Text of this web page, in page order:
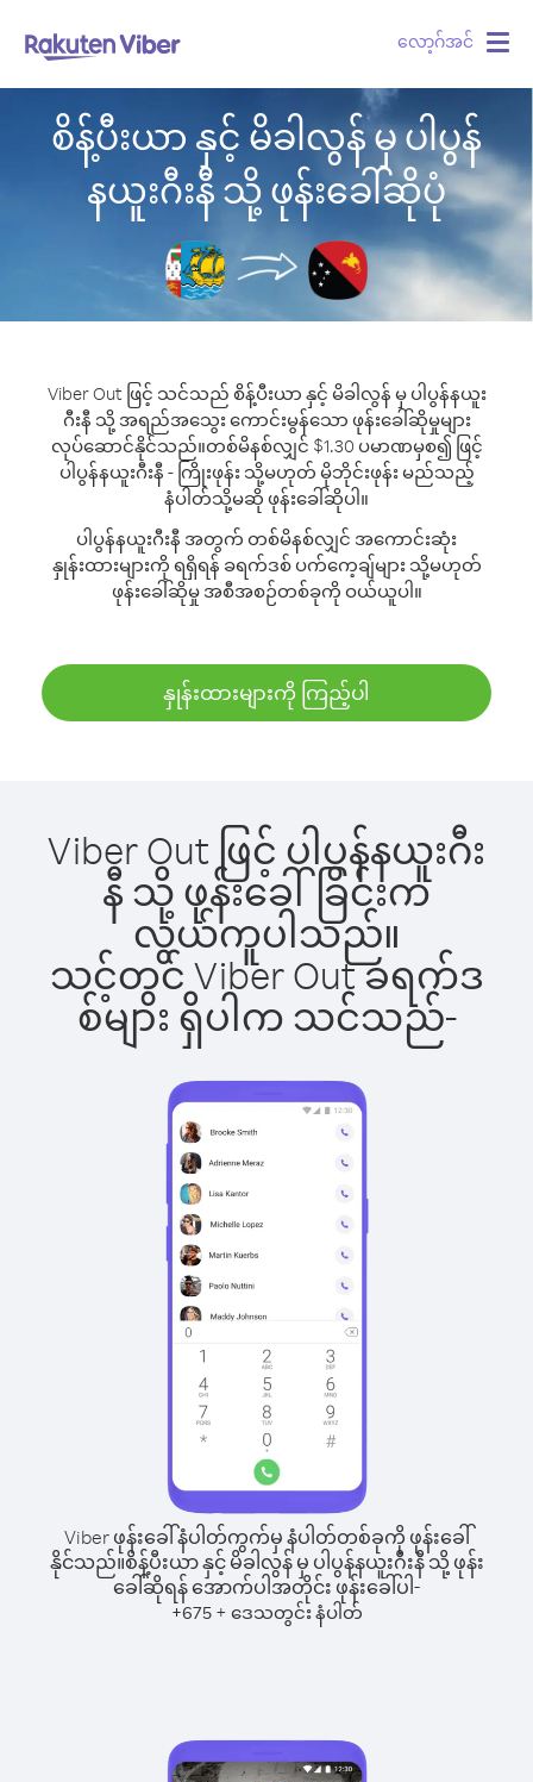
လော့ဂ်အင်
စိန့်ပီးယာ နှင့် မိခါလွန် မှ ပါပွန်
နယူးဂီးနီ သို့ ဖုန်းခေါ်ဆိုပုံ
Viber Out ဖြင့် သင်သည် စိန့်ပီးယာ နှင့် မိခါလွန် မှ ပါပွန်နယူး
ဂီးနီ သို့ အရည်အသွေး ကောင်းမွန်သော ဖုန်းခေါ်ဆိုမှုများ
လုပ်ဆောင်နိုင်သည်။တစ်မိနစ်လျှင် $1.30 ပမာဏမှစ၍ ဖြင့်
ပါပွန်နယူးဂီးနီ - ကြိုးဖုန်း သို့မဟုတ် မိုဘိုင်းဖုန်း မည်သည့်
နံပါတ်သို့မဆို ဖုန်းခေါ်ဆိုပါ။
ပါပွန်နယူးဂီးနီ အတွက် တစ်မိနစ်လျှင် အကောင်းဆုံး
နှုန်းထားများကို ရရှိရန် ခရက်ဒစ် ပက်ကေ့ချ်များ သို့မဟုတ်
ဖုန်းခေါ်ဆိုမှု အစီအစဉ်တစ်ခုကို ဝယ်ယူပါ။
နှုန်းထားများကို ကြည့်ပါ
Viber Out ဖြင့် ပါပွန်နယူးဂီး
နီ သို့ ဖုန်းခေါ်ခြင်းက
လွယ်ကူပါသည်။
သင့်တွင် Viber Out ခရက်ဒ
စ်များ ရှိပါက သင်သည်-
Viber ဖုန်းခေါ်နံပါတ်ကွက်မှ နံပါတ်တစ်ခုကို ဖုန်းခေါ်
နိုင်သည်။စိန့်ပီးယာ နှင့် မိခါလွန် မှ ပါပွန်နယူးဂီးနီ သို့ ဖုန်း
ခေါ်ဆိုရန် အောက်ပါအတိုင်း ဖုန်းခေါ်ပါ-
+675+ ဒေသတွင်း နံပါတ်